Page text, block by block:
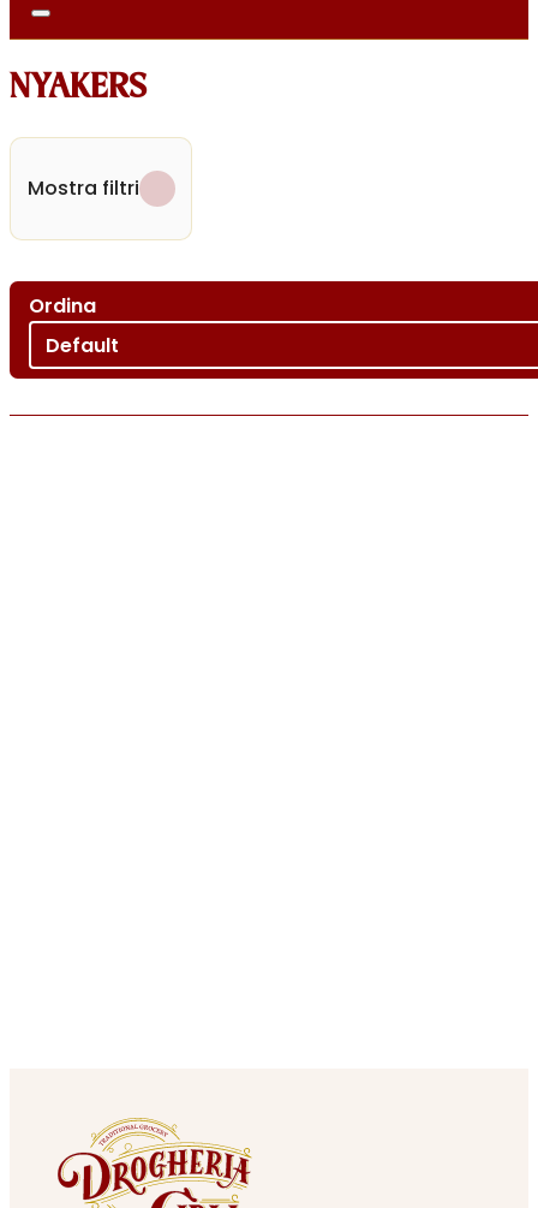
NYAKERS
Mostra filtri
Ordina
Ordina per
Sort content